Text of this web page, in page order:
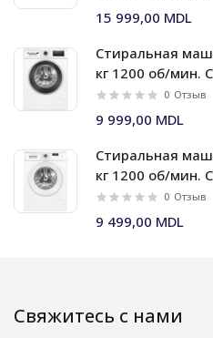
15 999,00 MDL
Стиральная
кг 1200 об/мин.
0 Отзыв
9 999,00 MDL
Стиральная
кг 1200 об/мин.
0 Отзыв
9 499,00 MDL
Свяжитесь с нами